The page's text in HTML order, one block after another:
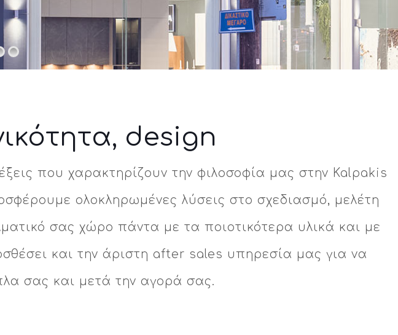
design
που χαρακτηρίζουν την φιλοσοφία μας στην Kalpakis
ολοκληρωμένες λύσεις στο σχεδιασμό, μελέτη
σας χώρο πάντα με τα ποιοτικότερα υλικά και με
και την άριστη after sales υπηρεσία μας για να
σας και μετά την αγορά σας.